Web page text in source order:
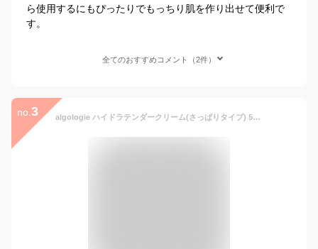
ら使用するにもぴったりでもっちり肌を作り出せて便利で
す。
全てのおすすめコメント（2件）
no. 3 algologie ハイドラテンダークリーム(さっぱりタイプ) 50g アルゴロジー クリーム 海藻エキス ヒアルロン酸 キメ 高保湿 美容 うるおい 保湿 エイジングケア ふっくら 朝夜兼用 美肌 美容効果